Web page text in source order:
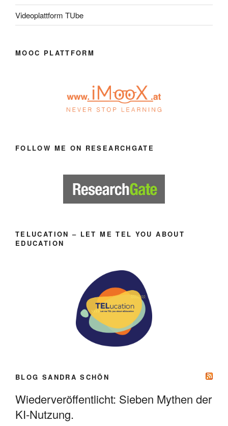
Videoplattform TUbe
MOOC PLATTFORM
FOLLOW ME ON RESEARCHGATE
TELUCATION – LET ME TEL YOU ABOUT
EDUCATION
BLOG SANDRA SCHÖN
Wiederveröffentlicht: Sieben Mythen der
KI-Nutzung.